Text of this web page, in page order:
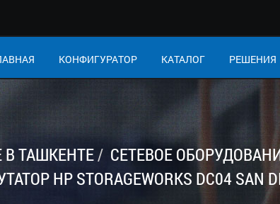
КОНФИГУРАТОР КАТАЛОГ РЕШЕНИЯ
В ТАШКЕНТЕ
СЕТЕВОЕ
HP STORAGEWORKS DC04 SAN